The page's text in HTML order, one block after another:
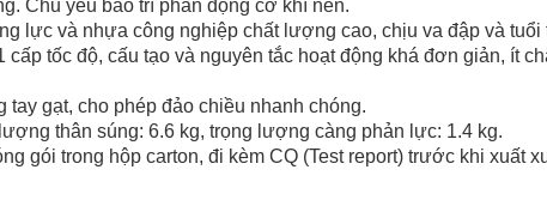
Chủ yếu bảo trì phần động cơ khí nén.
lực và nhựa công nghiệp chất lượng cao, chịu va đập và tuổi
tốc độ, cấu tạo và nguyên tắc hoạt động khá đơn giản, ít
gạt, cho phép đảo chiều nhanh chóng.
thân súng: 6.6 kg, trọng lượng càng phản lực: 1.4 kg.
gói trong hộp carton, đi kèm CQ (Test report) trước khi xuất